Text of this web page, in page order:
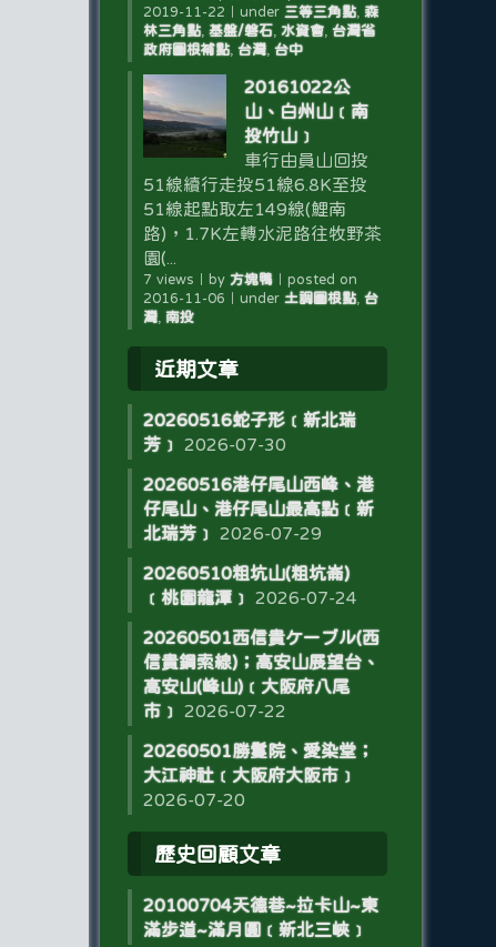
2019-11-22
under 三等三角點, 森
林三角點, 基盤/磐石, 水資會, 台灣省
政府圖根補點, 台灣, 台中
20161022公
山、白州山﹝南
投竹山﹞
車行由員山回投
51線續行走投51線6.8K至投
51線起點取左149線(鯉南
路)，1.7K左轉水泥路往牧野茶
園(...
7 views by 方塊鴨｜ posted on
2016-11-06
under 土調圖根點, 台
灣, 南投
近期文章
20260516蛇子形﹝新北瑞
芳﹞
2026-07-30
20260516港仔尾山西峰、港
仔尾山、港仔尾山最高點﹝新
北瑞芳﹞
2026-07-29
20260510粗坑山(粗坑崙)
﹝桃園龍潭﹞
2026-07-24
20260501西信貴ケーブル(西
信貴鋼索線)；高安山展望台、
高安山(峰山)﹝大阪府八尾
市﹞
2026-07-22
20260501勝鬘院、愛染堂；
大江神社﹝大阪府大阪市﹞
2026-07-20
歷史回顧文章
20100704天德巷~拉卡山~東
滿步道~滿月圓﹝新北三峽﹞